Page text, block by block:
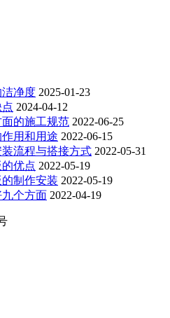
净度 2025-01-23
2024-04-12
的施工规范 2022-06-25
用和用途 2022-06-15
流程与搭接方式 2022-05-31
优点 2022-05-19
制作安装 2022-05-19
个方面 2022-04-19